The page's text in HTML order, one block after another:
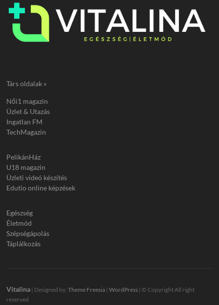
Társ oldalak »
Női1 magazin
Üzlet & Utazás
Ingatlan FM
TechMagazin
PelikánHáz
U18 magazin
Üzleti videó készítés
Edutio online képzések
Egészség
Életmód
Szépségápolás
Táplálkozás
Vitalina | Designed by:Theme Freesia |WordPress | © Copyright All right
reserved